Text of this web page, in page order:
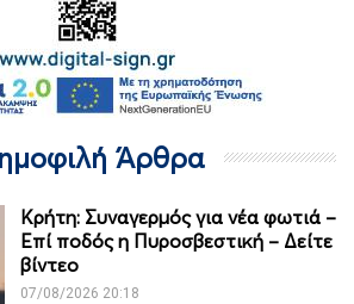
Άρθρα
Κρήτη: Συναγερμός για νέα φωτιά –
Επί ποδός η Πυροσβεστική – Δείτε
βίντεο
07/08/2026 20:18